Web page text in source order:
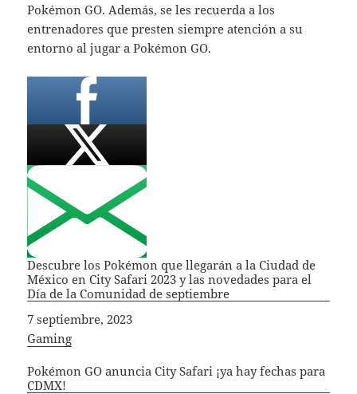
Pokémon GO. Además, se les recuerda a los
entrenadores que presten siempre atención a su
entorno al jugar a Pokémon GO.
Descubre los Pokémon que llegarán a la Ciudad de
México en City Safari 2023 y las novedades para el
Día de la Comunidad de septiembre
Fecha
7 septiembre, 2023
In relation to
Gaming
Pokémon GO anuncia City Safari ¡ya hay fechas para
CDMX!